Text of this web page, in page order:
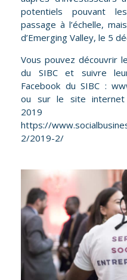
potentiels pouvant
passage à l’échelle,
d’Emerging Valley, le 5
Vous pouvez découvrir
du SIBC et suivre
Facebook du SIBC :
ou sur le site internet
https://
2/2019-2/